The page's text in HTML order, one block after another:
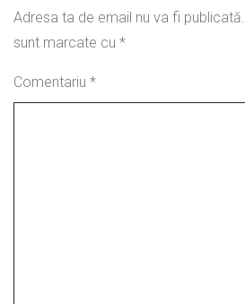
Adresa ta de email nu va fi publicată.
sunt marcate cu *
Comentariu *